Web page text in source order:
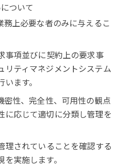
ついて
上必要な者のみに与えるこ
事項並びに契約上の要求事
リティマネジメントシステム
ます。
密性、完全性、可用性の観点
に応じて適切に分類し管理を
理されていることを確認する
実施します。